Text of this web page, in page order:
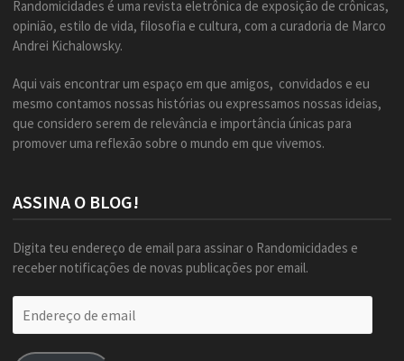
Randomicidades é uma revista eletrônica de exposição de crônicas,
opinião, estilo de vida, filosofia e cultura, com a curadoria de Marco
Andrei Kichalowsky.
Aqui vais encontrar um espaço em que amigos, convidados e eu
mesmo contamos nossas histórias ou expressamos nossas ideias,
que considero serem de relevância e importância únicas para
promover uma reflexão sobre o mundo em que vivemos.
ASSINA O BLOG!
Digita teu endereço de email para assinar o Randomicidades e
receber notificações de novas publicações por email.
de